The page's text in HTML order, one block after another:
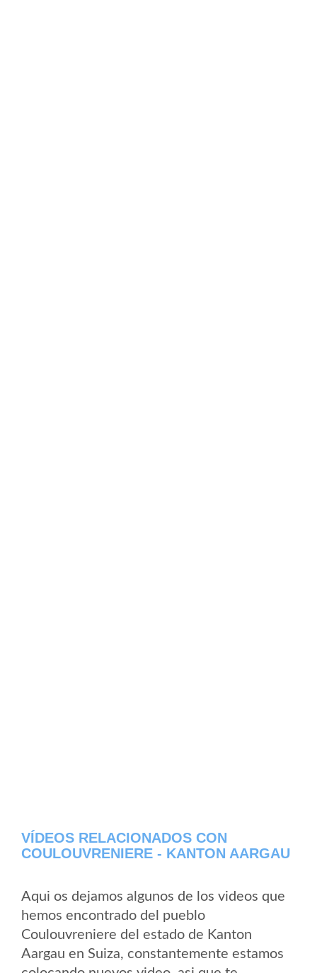
VÍDEOS RELACIONADOS CON
COULOUVRENIERE - KANTON AARGAU
Aqui os dejamos algunos de los videos que
hemos encontrado del pueblo
Coulouvreniere del estado de Kanton
Aargau en Suiza, constantemente estamos